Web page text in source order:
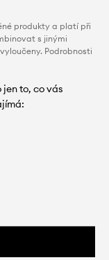
produkty a platí při
s jinými
Podrobnosti
to, co vás